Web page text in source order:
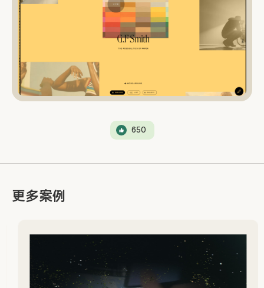
650
更多案例